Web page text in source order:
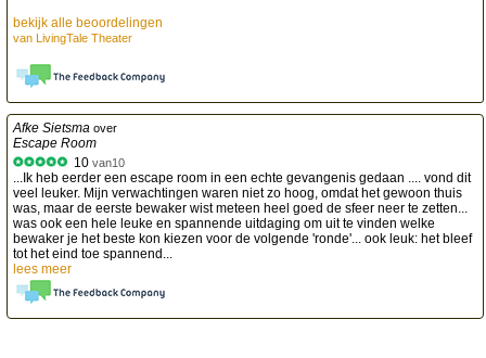
bekijk alle beoordelingen
van LivingTale Theater
Afke Sietsma over
Escape Room
10van10
...Ik heb eerder een escape room in een echte gevangenis gedaan .... vond dit
veel leuker. Mijn verwachtingen waren niet zo hoog, omdat het gewoon thuis
was, maar de eerste bewaker wist meteen heel goed de sfeer neer te zetten...
was ook een hele leuke en spannende uitdaging om uit te vinden welke
bewaker je het beste kon kiezen voor de volgende 'ronde'... ook leuk: het bleef
tot het eind toe spannend...
lees meer